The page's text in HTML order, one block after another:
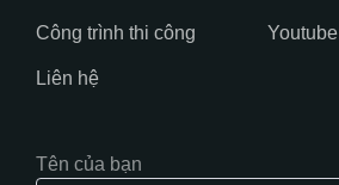
Công trình thi công
Liên hệ
Youtube
Tên của bạn